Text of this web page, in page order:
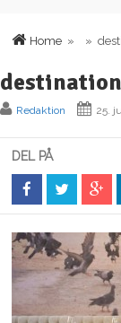
Home » »
Redaktion 25.
DEL PÅ